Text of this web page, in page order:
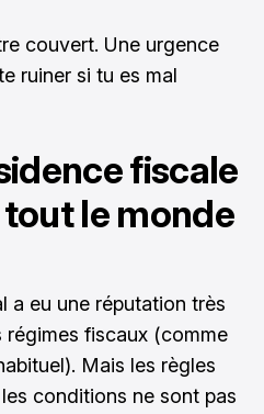
couvert. Une urgence
ruiner si tu es mal
fiscale
le monde
a eu une réputation très
fiscaux (comme
Mais les règles
conditions ne sont pas